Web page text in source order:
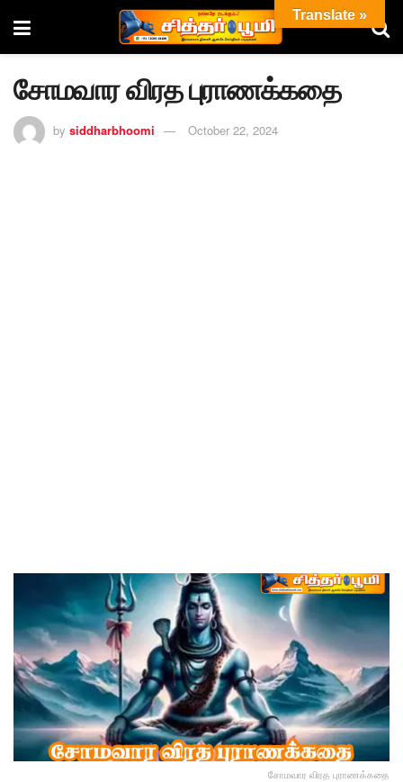
சோமவார விரத புராணக்கதை
by siddharbhoomi October 22, 2024
சோமவார விரத புராணக்கதை
Translate »